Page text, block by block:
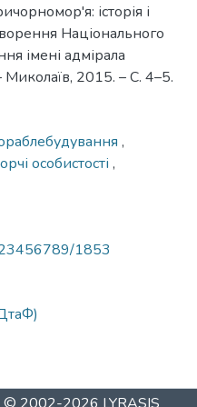
історія і
Національного
імені адмірала
2015. – С. 4–5.
,
особистості ,
1853